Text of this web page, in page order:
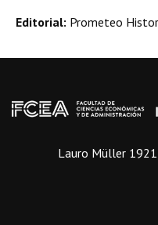
Editorial: Prometeo
Lauro Müller 1921